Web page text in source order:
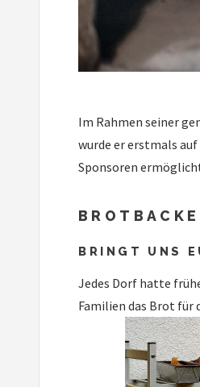
Im Rahmen seiner
wurde er erstmals
Sponsoren
BRINGT UNS
Jedes Dorf hatte
Familien das Brot für